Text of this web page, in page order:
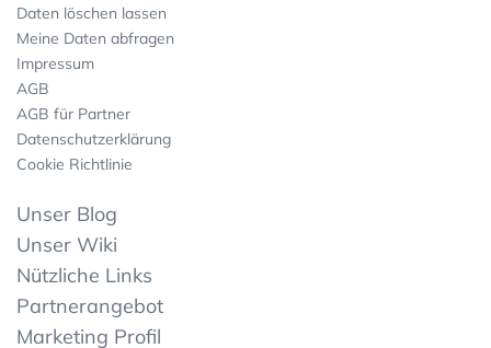
Daten löschen lassen
Meine Daten abfragen
Impressum
AGB
AGB für Partner
Datenschutzerklärung
Cookie Richtlinie
Unser Blog
Unser Wiki
Nützliche Links
Partnerangebot
Marketing Profil